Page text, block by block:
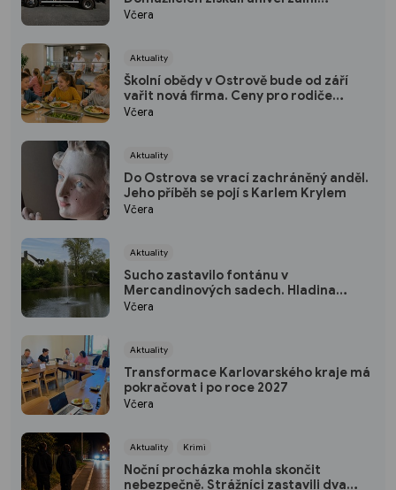
kontejner
Včera
Aktuality
Školní obědy v Ostrově bude od září
vařit nová firma. Ceny pro rodiče
zůstávají stejné
Včera
Aktuality
Do Ostrova se vrací zachráněný anděl.
Jeho příběh se pojí s Karlem Krylem
Včera
Aktuality
Sucho zastavilo fontánu v
Mercandinových sadech. Hladina
rybníka výrazně klesla
Včera
Aktuality
Transformace Karlovarského kraje má
pokračovat i po roce 2027
Včera
Aktuality Krimi
Noční procházka mohla skončit
nebezpečně. Strážníci zastavili dva